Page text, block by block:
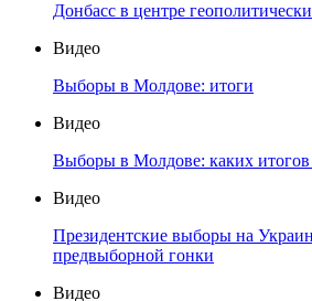
Донбасс в центре
Видео
Выборы в Молдове: итоги
Видео
Выборы в Молдове: каких итогов
Видео
Президентские выборы на
предвыборной гонки
Видео